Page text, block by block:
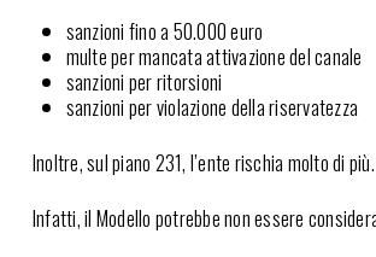
sanzioni fino a 50.000 euro
multe per mancata attivazione del canale
sanzioni per ritorsioni
sanzioni per violazione della riservatezza
Inoltre, sul piano 231, l’ente rischia molto di più.
Infatti, il Modello potrebbe non essere